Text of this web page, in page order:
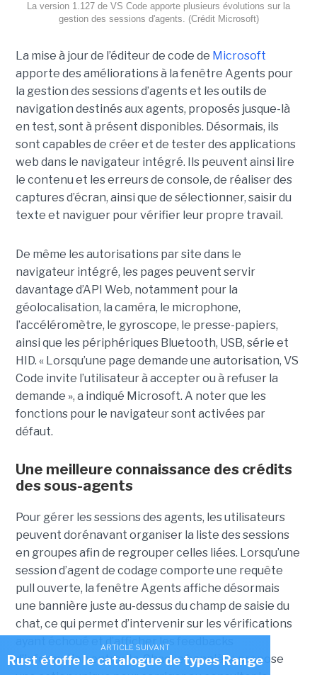
La version 1.127 de VS Code apporte plusieurs évolutions sur la
gestion des sessions d'agents. (Crédit Microsoft)
La mise à jour de l’éditeur de code de Microsoft
apporte des améliorations à la fenêtre Agents pour
la gestion des sessions d’agents et les outils de
navigation destinés aux agents, proposés jusque-là
en test, sont à présent disponibles. Désormais, ils
sont capables de créer et de tester des applications
web dans le navigateur intégré. Ils peuvent ainsi lire
le contenu et les erreurs de console, de réaliser des
captures d’écran, ainsi que de sélectionner, saisir du
texte et naviguer pour vérifier leur propre travail.
De même les autorisations par site dans le
navigateur intégré, les pages peuvent servir
davantage d’API Web, notamment pour la
géolocalisation, la caméra, le microphone,
l’accéléromètre, le gyroscope, le presse-papiers,
ainsi que les périphériques Bluetooth, USB, série et
HID. « Lorsqu’une page demande une autorisation, VS
Code invite l’utilisateur à accepter ou à refuser la
demande », a indiqué Microsoft. A noter que les
fonctions pour le navigateur sont activées par
défaut.
Une meilleure connaissance des crédits
des sous-agents
Pour gérer les sessions des agents, les utilisateurs
peuvent dorénavant organiser la liste des sessions
en groupes afin de regrouper celles liées. Lorsqu’une
session d’agent de codage comporte une requête
pull ouverte, la fenêtre Agents affiche désormais
une bannière juste au-dessus du champ de saisie du
chat, ce qui permet d’intervenir sur les vérifications
ayant échoué et d’afficher les feedbacks
d’information entrants. Chaque bannière propose
ARTICLE SUIVANT
Rust étoffe le catalogue de types Range